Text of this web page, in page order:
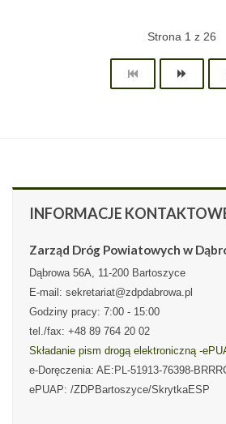
Strona 1 z 26
INFORMACJE
Zarząd Dróg Powiatowych w
Dąbrowa 56A, 11-200 Bartoszyce
E-mail: sekretariat@zdpdabrowa.pl
Godziny pracy: 7:00 - 15:00
tel./fax: +48 89 764 20 02
Składanie pism drogą elektroniczną -
e-Doręczenia: AE:PL-51913-76398-
ePUAP: /ZDPBartoszyce/SkrytkaESP